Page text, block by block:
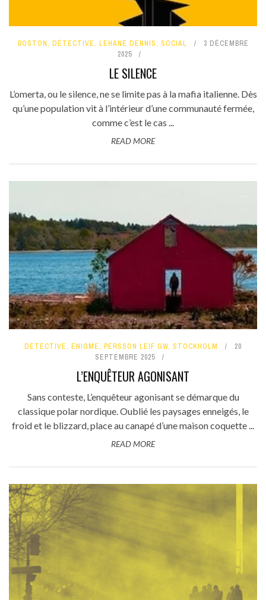
BOSTON, DÉTECTIVE, LEHANE DENNIS, SOCIAL
3 DÉCEMBRE
2025
LE SILENCE
L’omerta, ou le silence, ne se limite pas à la mafia italienne. Dès
qu’une population vit à l’intérieur d’une communauté fermée,
comme c’est le cas ...
READ MORE
DÉTECTIVE, ENIGME, PERSSON LEIF GW, STOCKHOLM
20
SEPTEMBRE 2025
L’ENQUÊTEUR AGONISANT
Sans conteste, L’enquêteur agonisant se démarque du
classique polar nordique. Oublié les paysages enneigés, le
froid et le blizzard, place au canapé d’une maison coquette ...
READ MORE